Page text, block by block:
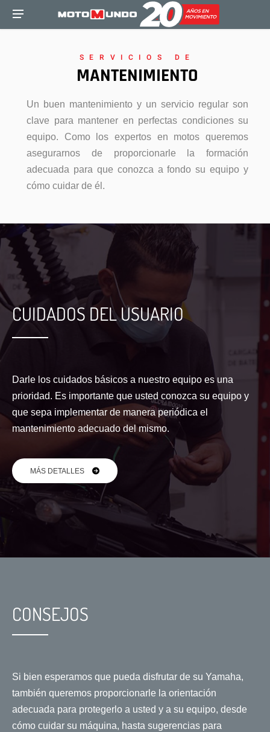
SERVICIOS DE
MANTENIMIENTO
Un buen mantenimiento y un servicio regular son
clave para mantener en perfectas condiciones su
equipo. Como los expertos en motos queremos
asegurarnos de proporcionarle la formación
adecuada para que conozca a fondo su equipo y
cómo cuidar de él.
CUIDADOS DEL USUARIO
Darle los cuidados básicos a nuestro equipo es una
prioridad. Es importante que usted conozca su equipo y
que sepa implementar de manera periódica el
mantenimiento adecuado del mismo.
MÁS DETALLES
CONSEJOS
Si bien esperamos que pueda disfrutar de su Yamaha,
también queremos proporcionarle la orientación
adecuada para protegerlo a usted y a su equipo, desde
cómo cuidar su máquina, hasta sugerencias para